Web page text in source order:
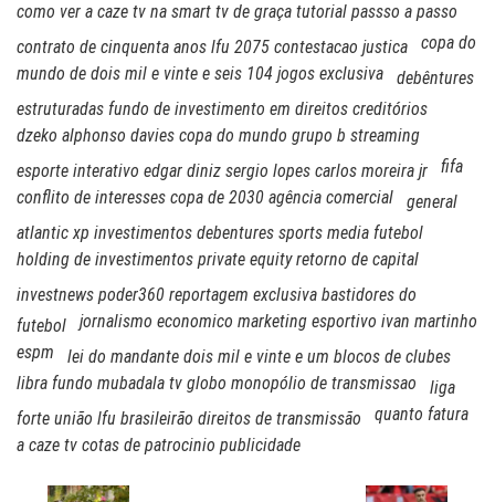
como ver a caze tv na smart tv de graça tutorial passso a passo
contrato de cinquenta anos lfu 2075 contestacao justica
copa do
mundo de dois mil e vinte e seis 104 jogos exclusiva
debêntures
estruturadas fundo de investimento em direitos creditórios
dzeko alphonso davies copa do mundo grupo b streaming
esporte interativo edgar diniz sergio lopes carlos moreira jr
fifa
conflito de interesses copa de 2030 agência comercial
general
atlantic xp investimentos debentures sports media futebol
holding de investimentos private equity retorno de capital
investnews poder360 reportagem exclusiva bastidores do
futebol
jornalismo economico marketing esportivo ivan martinho
espm
lei do mandante dois mil e vinte e um blocos de clubes
libra fundo mubadala tv globo monopólio de transmissao
liga
forte união lfu brasileirão direitos de transmissão
quanto fatura
a caze tv cotas de patrocinio publicidade